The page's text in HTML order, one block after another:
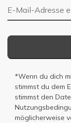
E-Mail-Adresse
*Wenn du dich
stimmst du dem
stimmst den
möglicherweise